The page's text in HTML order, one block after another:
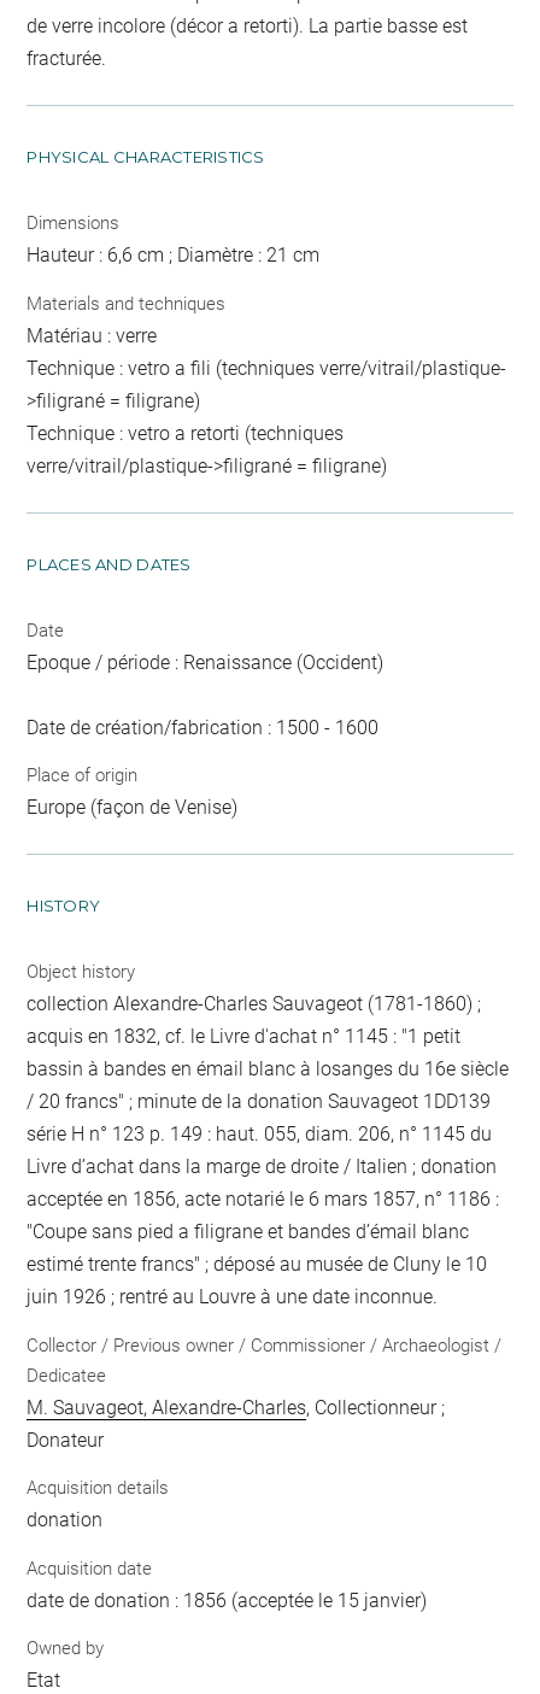
de verre incolore (décor a retorti). La partie basse est
fracturée.
PHYSICAL CHARACTERISTICS
Dimensions
Hauteur : 6,6 cm ; Diamètre : 21 cm
Materials and techniques
Matériau : verre
Technique : vetro a fili (techniques verre/vitrail/plastique-
>filigrané = filigrane)
Technique : vetro a retorti (techniques
verre/vitrail/plastique->filigrané = filigrane)
PLACES AND DATES
Date
Epoque / période : Renaissance (Occident)
Date de création/fabrication : 1500 - 1600
Place of origin
Europe (façon de Venise)
HISTORY
Object history
collection Alexandre-Charles Sauvageot (1781-1860) ;
acquis en 1832, cf. le Livre d'achat n° 1145 : "1 petit
bassin à bandes en émail blanc à losanges du 16e siècle
/ 20 francs" ; minute de la donation Sauvageot 1DD139
série H n° 123 p. 149 : haut. 055, diam. 206, n° 1145 du
Livre d’achat dans la marge de droite / Italien ; donation
acceptée en 1856, acte notarié le 6 mars 1857, n° 1186 :
"Coupe sans pied a filigrane et bandes d’émail blanc
estimé trente francs" ; déposé au musée de Cluny le 10
juin 1926 ; rentré au Louvre à une date inconnue.
Collector / Previous owner / Commissioner / Archaeologist /
Dedicatee
M. Sauvageot, Alexandre-Charles, Collectionneur ;
Donateur
Acquisition details
donation
Acquisition date
date de donation : 1856 (acceptée le 15 janvier)
Owned by
Etat